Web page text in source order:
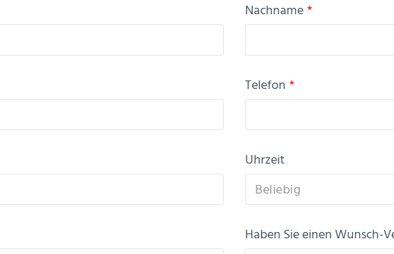
Nachname*
Telefon *
Uhrzeit
Beliebig
Haben Sie einen Wunsch-